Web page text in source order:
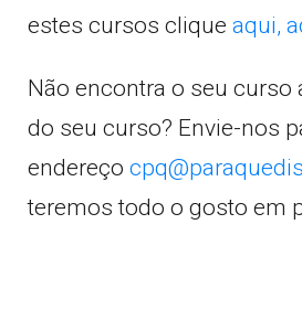
estes cursos clique aqui,
Não encontra o seu curso
do seu curso? Envie-nos
endereço
teremos todo o gosto em